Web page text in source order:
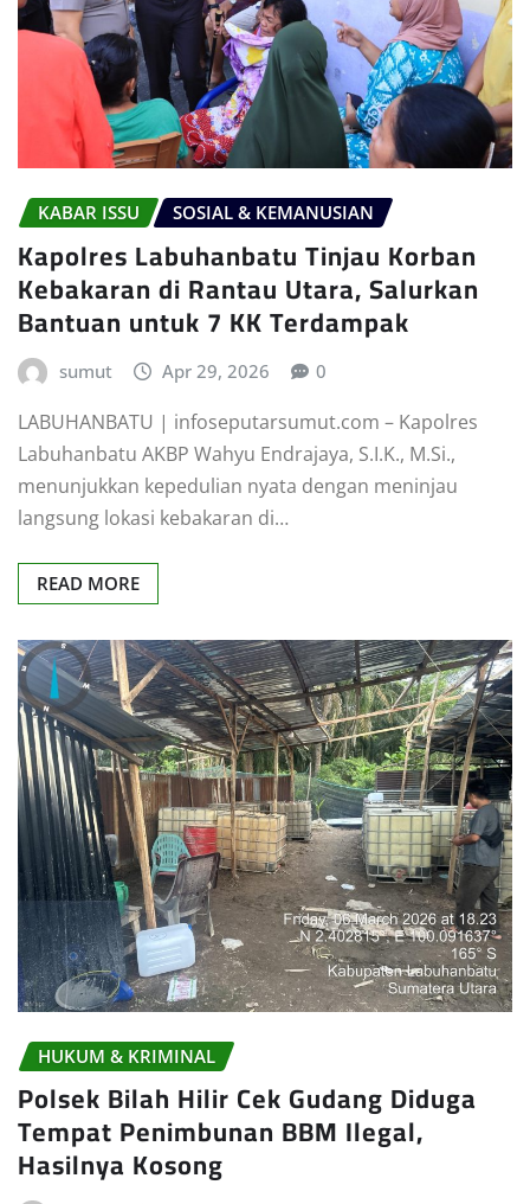
KABAR ISSU SOSIAL & KEMANUSIAN
Kapolres Labuhanbatu Tinjau Korban
Kebakaran di Rantau Utara, Salurkan
Bantuan untuk 7 KK Terdampak
sumut Apr 29, 2026 0
LABUHANBATU | infoseputarsumut.com – Kapolres
Labuhanbatu AKBP Wahyu Endrajaya, S.I.K., M.Si.,
menunjukkan kepedulian nyata dengan meninjau
langsung lokasi kebakaran di…
READ MORE
HUKUM & KRIMINAL
Polsek Bilah Hilir Cek Gudang Diduga
Tempat Penimbunan BBM Ilegal,
Hasilnya Kosong